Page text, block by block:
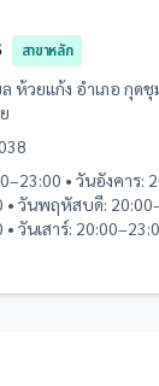
สาขาหลัก
ห้วยแก้ง อำเภอ กุดชุ
• วันอังคาร:
• วันพฤหัสบดี:
• วันเสาร์: